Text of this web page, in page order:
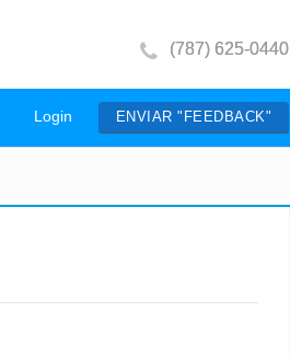
(787) 625-0440
Login ENVIAR "FEEDBACK"